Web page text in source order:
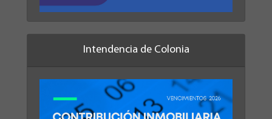
Intendencia de Colonia